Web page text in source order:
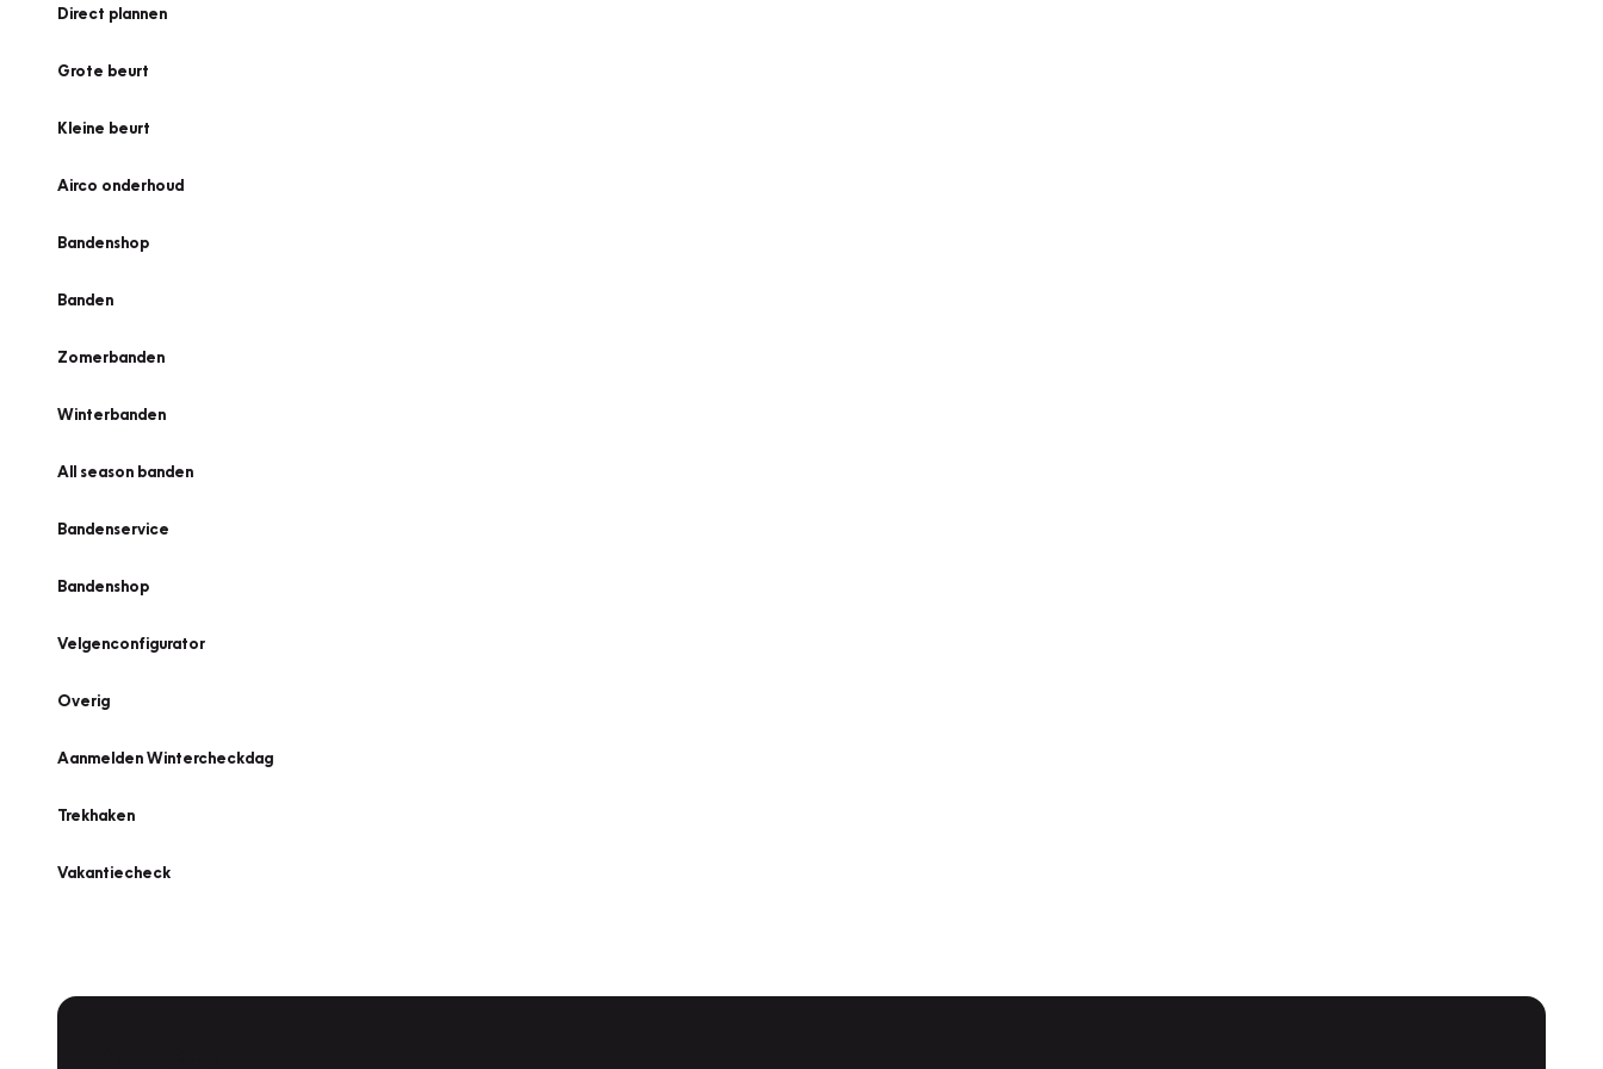
Direct plannen
Grote beurt
Kleine beurt
Airco onderhoud
Bandenshop
Banden
Zomerbanden
Winterbanden
All season banden
Bandenservice
Bandenshop
Velgenconfigurator
Overig
Aanmelden Wintercheckdag
Trekhaken
Vakantiecheck